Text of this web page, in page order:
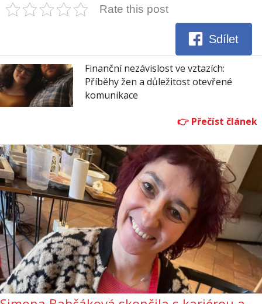
Rate this post
Sdílet
Finanční nezávislost ve vztazích:
Příběhy žen a důležitost otevřené
komunikace